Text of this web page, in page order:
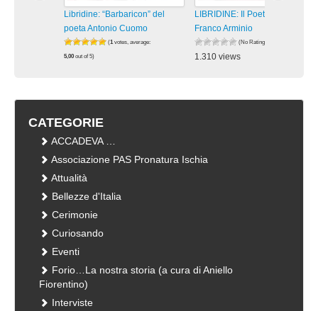
Libridine: “Barbaricon” del
poeta Antonio Cuomo
(1 votes, average:
5,00 out of 5)
LIBRIDINE: Il Poeta e Scrittore
Franco Arminio
(No Ratings Yet)
1.310 views
CATEGORIE
ACCADEVA …
Associazione PAS Pronatura Ischia
Attualità
Bellezze d'Italia
Cerimonie
Curiosando
Eventi
Forio…La nostra storia (a cura di Aniello
Fiorentino)
Interviste